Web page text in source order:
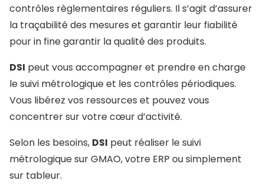
contrôles règlementaires réguliers. Il s’agit d’assurer
la traçabilité des mesures et garantir leur fiabilité
pour in fine garantir la qualité des produits.
DSI peut vous accompagner et prendre en charge
le suivi métrologique et les contrôles périodiques.
Vous libérez vos ressources et pouvez vous
concentrer sur votre cœur d’activité.
Selon les besoins, DSI peut réaliser le suivi
métrologique sur GMAO, votre ERP ou simplement
sur tableur.